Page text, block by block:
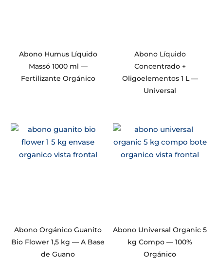
Abono Humus Líquido
Massó 1000 ml —
Fertilizante Orgánico
Abono Líquido
Concentrado +
Oligoelementos 1 L —
Universal
Abono Orgánico Guanito
Bio Flower 1,5 kg — A Base
de Guano
Abono Universal Organic 5
kg Compo — 100%
Orgánico